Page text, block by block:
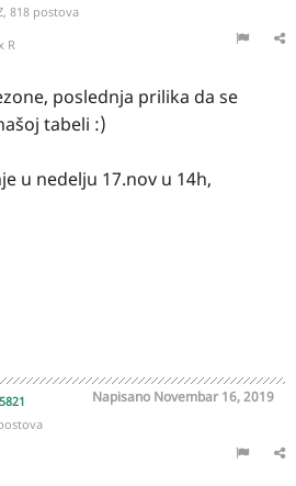
818 postova
R
poslednja prilika da se
tabeli :)
u nedelju 17.nov u 14h,
Napisano Novembar 16, 2019